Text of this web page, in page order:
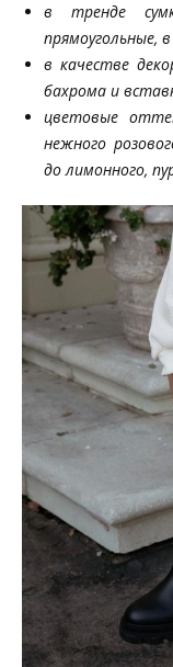
в тренде
прямоугольные,
в качестве
бахрома и
цветовые
нежного
до лимонного,